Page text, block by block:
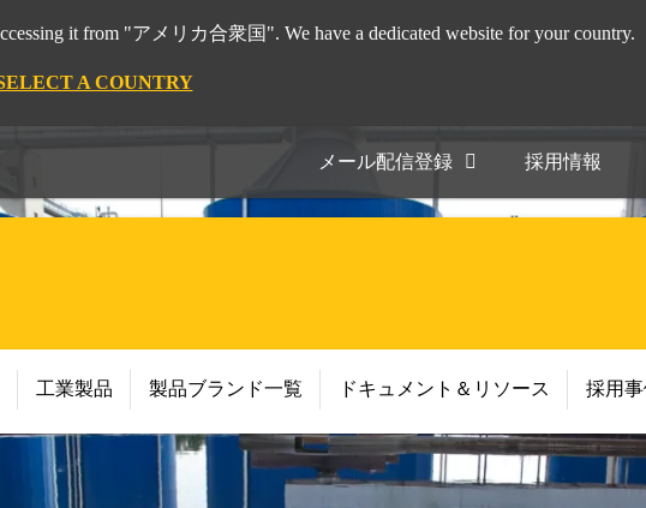
it from "アメリカ合衆国". We have a dedicated website for your country.
A COUNTRY
メール配信登録 採用情報
工業製品 製品ブランド一覧 ドキュメント＆リソース 採用事